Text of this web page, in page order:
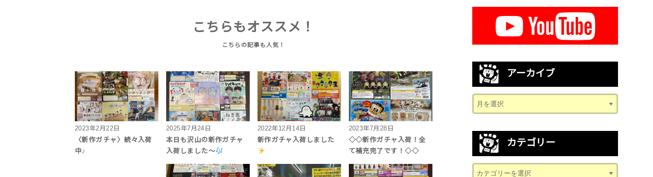
こちらもオススメ！
2023年2月22日
〈新作ガチャ〉続々入荷
中♪
2025年7月24日
本日も沢山の新作ガチャ
入荷しました〜
2022年12月14日
新作ガチャ入荷しました
2023年7月28日
◇◇新作ガチャ入荷！全
て補充完了です！◇◇
アーカイブ
カテゴリー